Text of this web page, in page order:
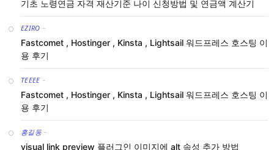
기초 노령연금 자격 재산기준 나이 신청방법 및 연금액 계산기
EZIRO -
Fastcomet , Hostinger , Kinsta , Lightsail 워드프레스 호스팅 이
용 후기
TEEEE -
Fastcomet , Hostinger , Kinsta , Lightsail 워드프레스 호스팅 이
용 후기
홍길동 -
visual link preview 플러그인 이미지에 alt 속성 추가 방법